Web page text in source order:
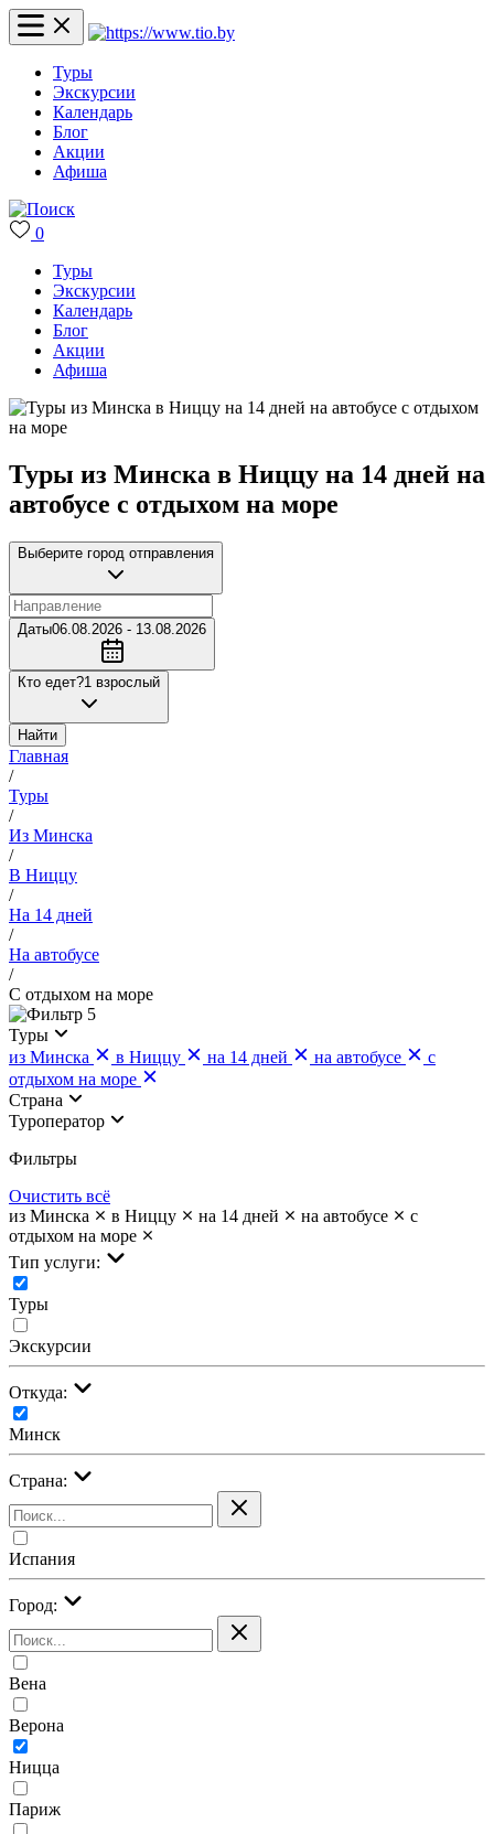
Туры
Экскурсии
Календарь
Блог
Акции
Афиша
0
Туры
Экскурсии
Календарь
Блог
Акции
Афиша
Туры из Минска в Ниццу на 14 дней на
автобусе с отдыхом на море
Выберите город отправления
Даты06.08.2026 - 13.08.2026
Кто едет?1 взрослый
Найти
Главная
/
Туры
/
Из Минска
/
В Ниццу
/
На 14 дней
/
На автобусе
/
С отдыхом на море
5
Туры
из Минска
в Ниццу на 14 дней на автобусе
с
отдыхом на море
Страна
Туроператор
Фильтры
Очистить всё
из Минска
в Ниццу на 14 дней на автобусе
с
отдыхом на море
Тип услуги:
Туры
Экскурсии
Откуда:
Минск
Страна:
Испания
Город:
Вена
Верона
Ницца
Париж